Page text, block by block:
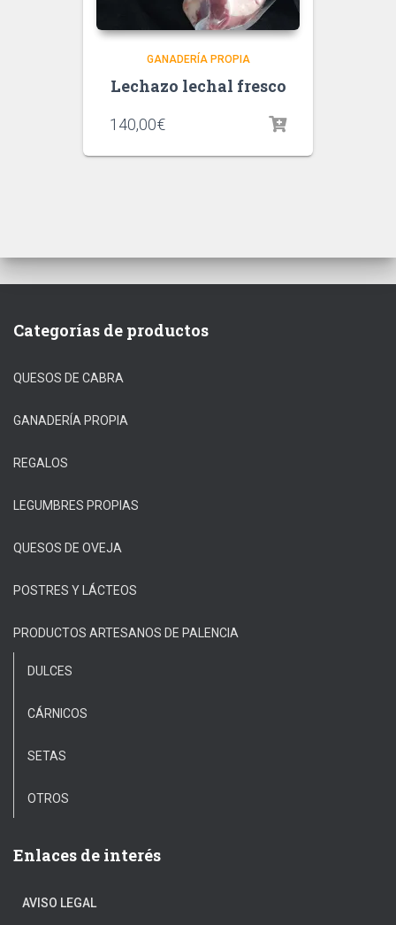
GANADERÍA PROPIA
Lechazo lechal fresco
140,00€
Categorías de productos
QUESOS DE CABRA
GANADERÍA PROPIA
REGALOS
LEGUMBRES PROPIAS
QUESOS DE OVEJA
POSTRES Y LÁCTEOS
PRODUCTOS ARTESANOS DE PALENCIA
DULCES
CÁRNICOS
SETAS
OTROS
Enlaces de interés
AVISO LEGAL